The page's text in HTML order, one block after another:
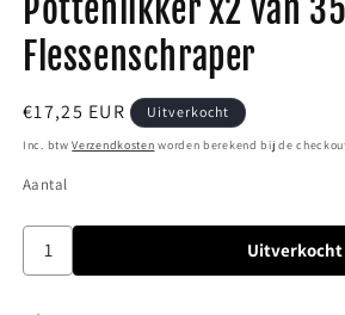
Pottenlikker x2 van
Flessenschraper
Normale
prijs
€17,25 EUR Uitverkocht
Inc. btwVerzendkosten worden berekend bij de
Aantal
Uitverkocht